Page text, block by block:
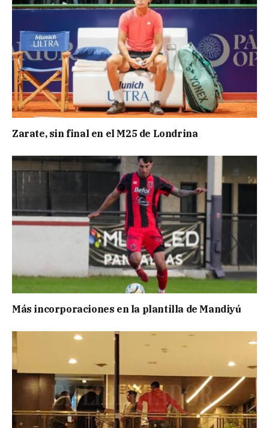
Zarate, sin final en el M25 de Londrina
Más incorporaciones en la plantilla de Mandiyú